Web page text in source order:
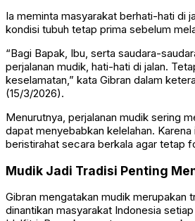
Ia meminta masyarakat berhati-hati di
kondisi tubuh tetap prima sebelum
“Bagi Bapak, Ibu, serta saudara-
perjalanan mudik, hati-hati di jalan.
keselamatan,” kata Gibran dalam
(15/3/2026).
Menurutnya, perjalanan mudik sering
dapat menyebabkan kelelahan.
beristirahat secara berkala agar tetap
Mudik Jadi Tradisi Penting
Gibran mengatakan mudik merupakan
dinantikan masyarakat Indonesia